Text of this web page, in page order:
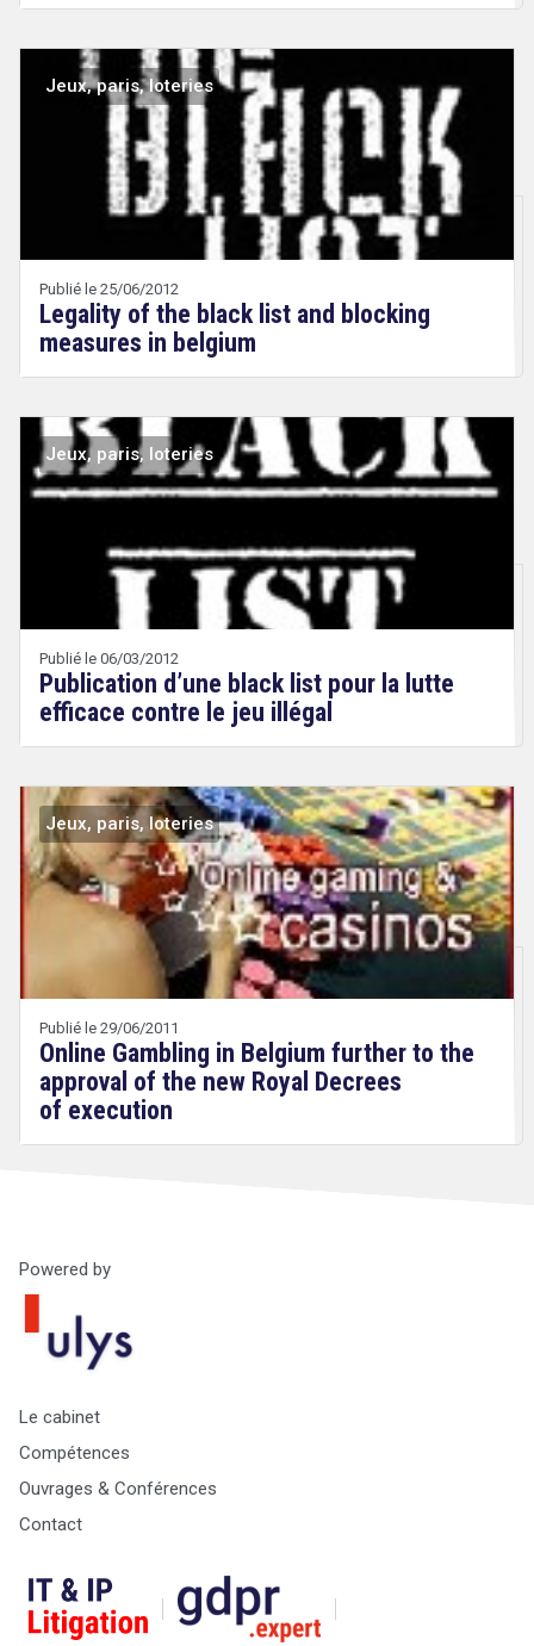
Technologies
Jeux, paris, loteries
Publié le 25/06/2012
Legality of the black list and blocking
measures in belgium
Technologies
Jeux, paris, loteries
Publié le 06/03/2012
Publication d’une black list pour la lutte
efficace contre le jeu illégal
Jeux, paris, loteries
Publié le 29/06/2011
Online Gambling in Belgium further to the
approval of the new Royal Decrees
of execution
&
Technologies
Powered by
Le cabinet
Compétences
Ouvrages & Conférences
Contact